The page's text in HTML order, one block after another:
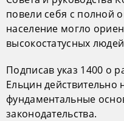
повели себя с полной
население могло
высокостатусных
Подписав указ 1400 о
Ельцин
фундаментальные
законодательства.